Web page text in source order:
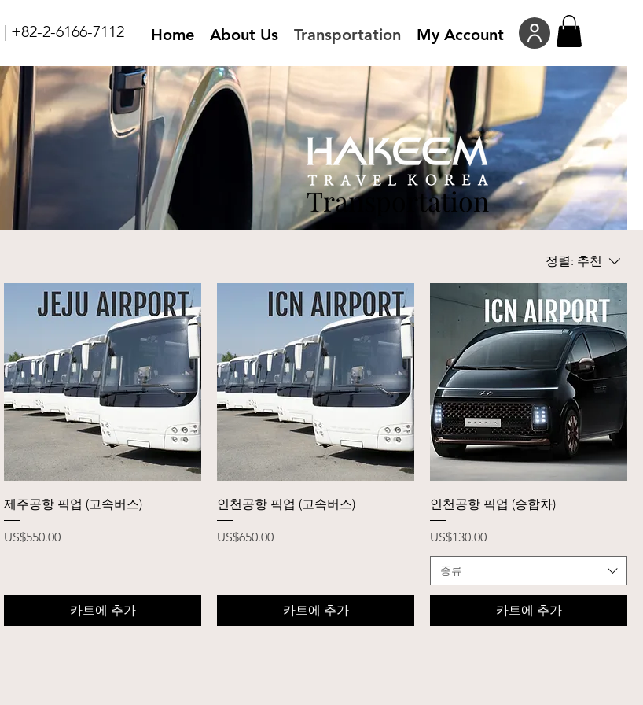
| +82-2-6166-7112 Home About Us Transportation My Account
정렬: 추천
제품보기
제주공항 픽업 (고속버스)
가격
US$550.00
카트에 추가
제품보기
인천공항 픽업 (고속버스)
가격
US$650.00
카트에 추가
제품보기
인천공항 픽업 (승합차)
가격
US$130.00
종류
카트에 추가
Transportation
Transportation